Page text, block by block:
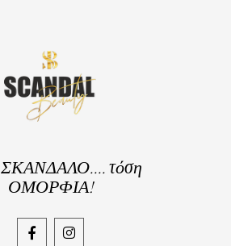
ΣΚΑΝΔΑΛΟ.... τόση
ΟΜΟΡΦΙΑ!